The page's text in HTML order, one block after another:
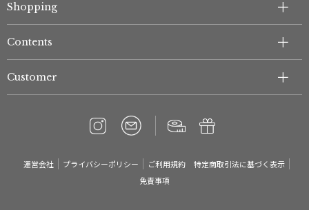
Shopping
Contents
Customer
運営会社 プライバシーポリシー ご利用規約
特定商取引法に基づく表示
免責事項